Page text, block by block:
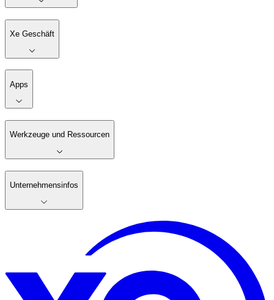
Xe Geschäft
Apps
Werkzeuge und Ressourcen
Unternehmensinfos